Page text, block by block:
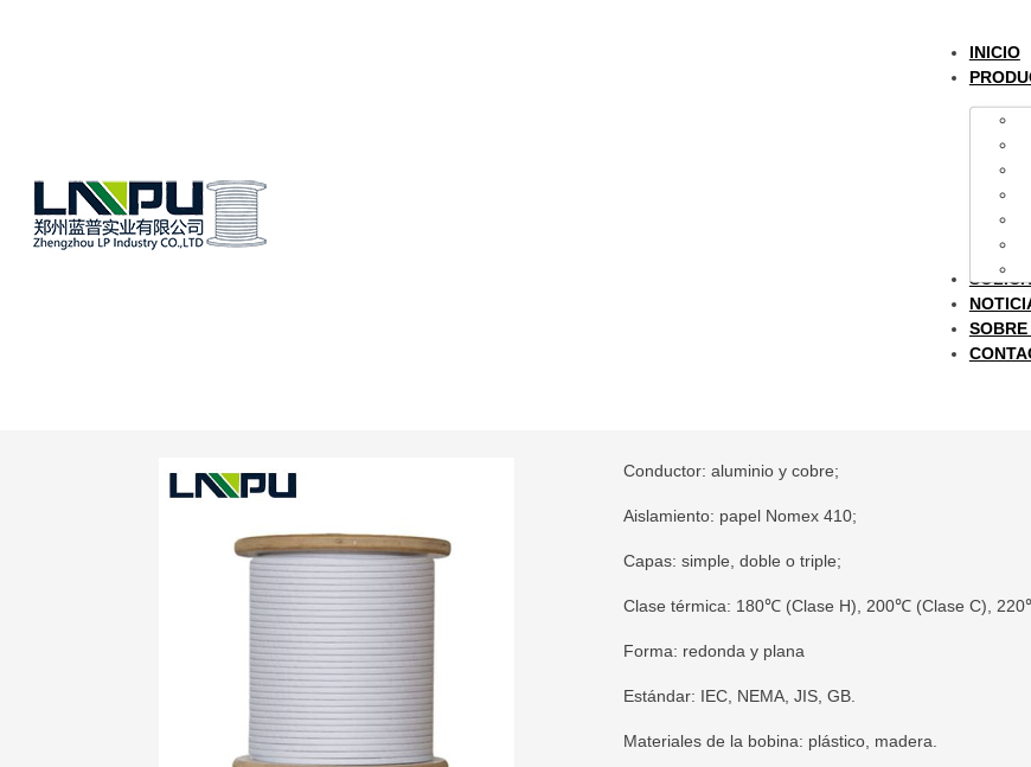
INICIO
Nomex
Conductor: aluminio y cobre;
Aislamiento: papel Nomex 410;
Capas: simple, doble o triple;
Clase térmica: 180℃ (Clase H), 200℃ (Clase C),
Forma: redonda y plana
Estándar: IEC, NEMA, JIS, GB.
Materiales de la bobina: plástico, madera.